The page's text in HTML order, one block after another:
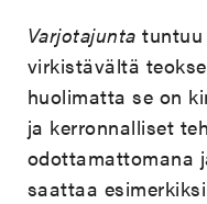
Varjotajunta tuntuu
virkistävältä
huolimatta se on
ja kerronnalliset
odottamattomana
saattaa